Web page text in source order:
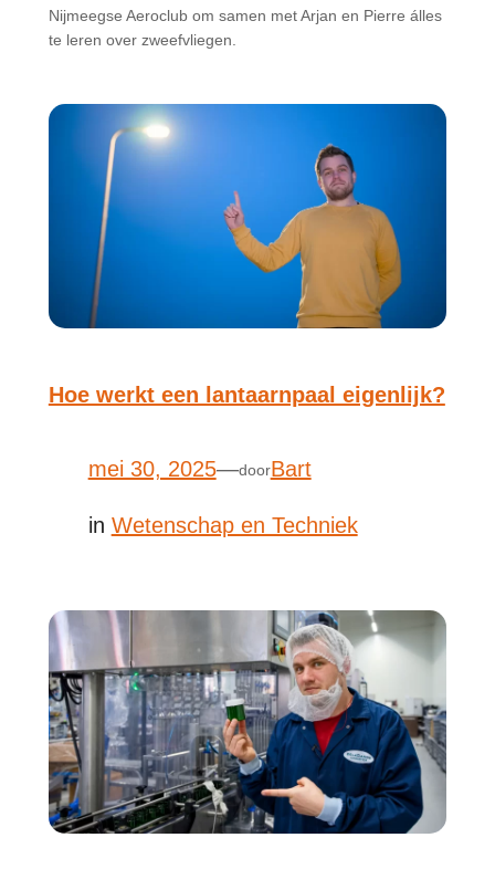
Nijmeegse Aeroclub om samen met Arjan en Pierre álles
te leren over zweefvliegen.
Hoe werkt een lantaarnpaal eigenlijk?
mei 30, 2025—doorBart
in Wetenschap en Techniek